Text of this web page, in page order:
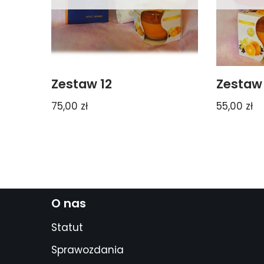
Zestaw 12
75,00 zł
Zestaw
55,00 zł
O nas
Statut
Sprawozdania